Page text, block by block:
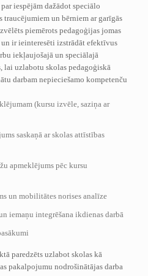
iespējām dažādot speciālo
un bērniem ar garīgās
piemērots pedagoģijas jomas
ir ieinteresēti izstrādāt efektīvus
iekļaujošajā un speciālajā
uzlabotu skolas pedagoģiskā
darbam nepieciešamo kompetenču
(kursu izvēle, saziņa ar
saskaņā ar skolas attīstības
apmeklējums pēc kursu
un mobilitātes norises analīze
iemaņu integrēšana ikdienas darbā
paredzēts uzlabot skolas kā
pakalpojumu nodrošinātājas darba